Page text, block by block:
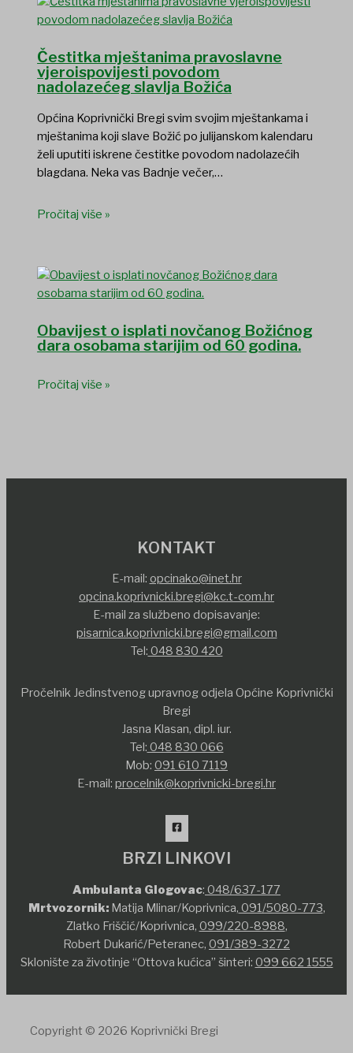
Čestitka mještanima pravoslavne
vjeroispovijesti povodom
nadolazećeg slavlja Božića
Općina Koprivnički Bregi svim svojim mještankama i
mještanima koji slave Božić po julijanskom kalendaru
želi uputiti iskrene čestitke povodom nadolazećih
blagdana. Neka vas Badnje večer,…
Pročitaj više »
Obavijest o isplati novčanog Božićnog
dara osobama starijim od 60 godina.
Pročitaj više »
KONTAKT
E-mail: opcinako@inet.hr
opcina.koprivnicki.bregi@kc.t-com.hr
E-mail za službeno dopisavanje:
pisarnica.koprivnicki.bregi@gmail.com
Tel: 048 830 420
Pročelnik Jedinstvenog upravnog odjela Općine Koprivnički
Bregi
Jasna Klasan, dipl. iur.
Tel: 048 830 066
Mob: 091 610 7119
E-mail: procelnik@koprivnicki-bregi.hr
BRZI LINKOVI
Ambulanta Glogovac: 048/637-177
Mrtvozornik:Matija Mlinar/Koprivnica, 091/5080-773,
Zlatko Friščić/Koprivnica, 099/220-8988,
Robert Dukarić/Peteranec, 091/389-3272
Sklonište za životinje “Ottova kućica” šinteri: 099 662 1555
Copyright © 2026 Koprivnički Bregi